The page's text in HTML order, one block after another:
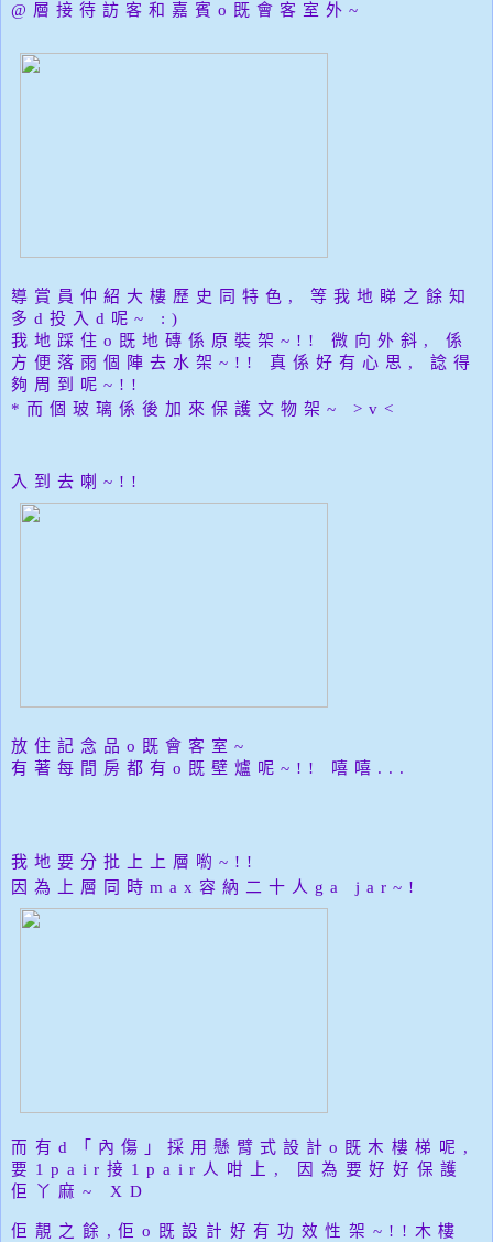
@層 接待訪客和嘉賓o既會客室外~
導賞員仲紹大樓 歷史同特色, 等我地睇之餘知
多d投入d呢~ :)
我地踩住o既地磚係原裝架~!! 微向外斜, 係
方便落雨個陣去水架~!! 真係好有心思, 諗得
夠周到呢~!!
*而個玻璃係後加來保護文物架~ >v<
入到去喇~!!
放住記念品o既會客室~
有著每間房都有o既 壁爐呢~!! 嘻嘻...
我地要分批上上層喲~!!
因為
上層 同時max容納二十人ga jar~!
而有d 「內傷」 採用懸臂式設計 o既 木樓梯呢,
要1pair接1pair人咁上, 因為要好好保護
佢丫麻~ XD
佢靚之餘,佢o既設計好有功效性架~!! 木樓